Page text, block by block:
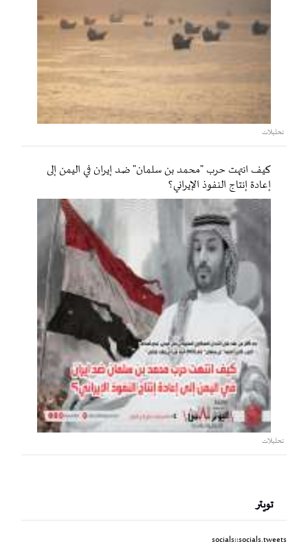
تحليلات
كيف انتهت حرب "محمد بن سلمان" ضد إيران في اليمن إلى
إعادة إنتاج النفوذ الإيراني؟
تحليلات
تويتر
socials::socials.tweets